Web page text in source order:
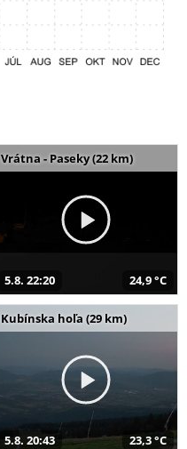
Vrátna - Paseky (22 km)
5.8. 22:20 24,9 °C
Kubínska hoľa (29 km)
5.8. 20:43 23,3 °C